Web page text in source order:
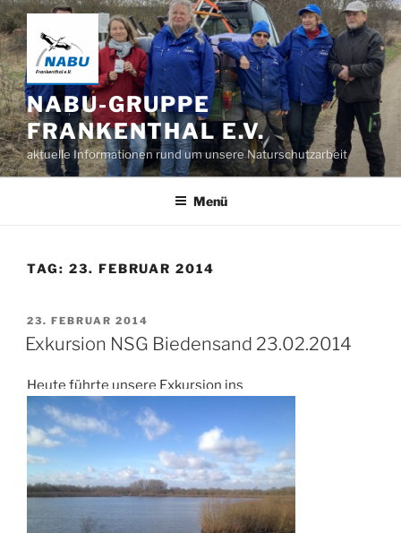
Zum
Inhalt
springen
NABU-GRUPPE
FRANKENTHAL E.V.
aktuelle Informationen rund um unsere Naturschutzarbeit
Menü
TAG: 23. FEBRUAR 2014
VERÖFFENTLICHT
AM
23. FEBRUAR 2014
Exkursion NSG Biedensand 23.02.2014
Heute führte unsere Exkursion ins